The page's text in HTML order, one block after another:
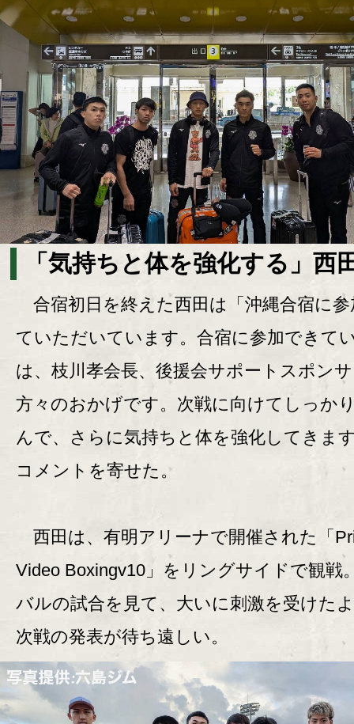
「気持ちと体を強化する」西
合宿初日を終えた西田は「沖縄合宿に
ていただいています。合宿に参加できて
は、枝川孝会長、後援会サポートスポン
方々のおかげです。次戦に向けてしっか
んで、さらに気持ちと体を強化してきま
コメントを寄せた。
西田は、有明アリーナで開催された「
Video Boxingv10」をリングサイドで観戦
バルの試合を見て、大いに刺激を受けた
次戦の発表が待ち遠しい。